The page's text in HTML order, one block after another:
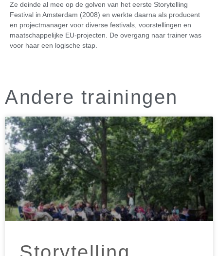
Ze deinde al mee op de golven van het eerste Storytelling
Festival in Amsterdam (2008) en werkte daarna als producent
en projectmanager voor diverse festivals, voorstellingen en
maatschappelijke EU-projecten. De overgang naar trainer was
voor haar een logische stap.
Andere trainingen